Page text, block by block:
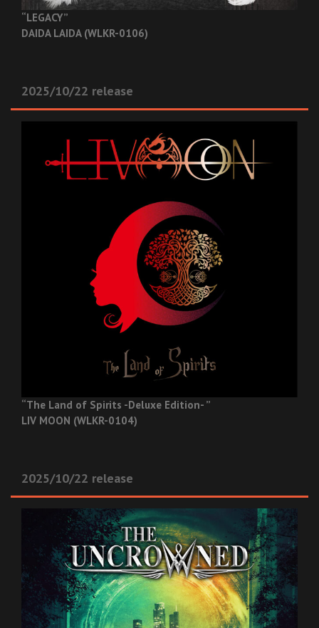
“LEGACY”
DAIDA LAIDA (WLKR-0106)
2025/10/22 release
“The Land of Spirits -Deluxe Edition- ”
LIV MOON (WLKR-0104)
2025/10/22 release